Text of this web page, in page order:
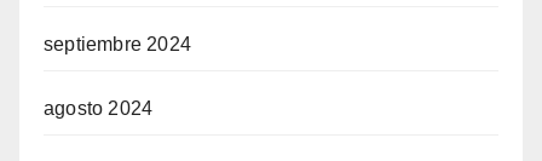
septiembre 2024
agosto 2024